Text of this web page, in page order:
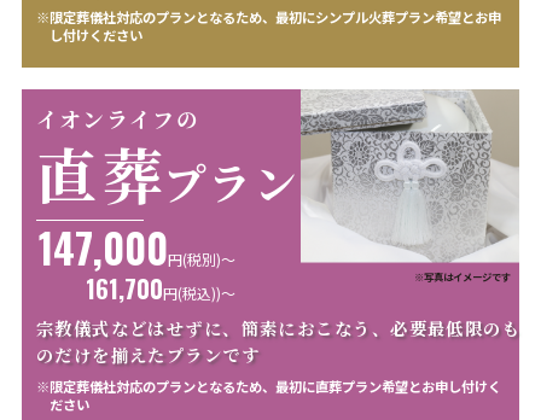
※限定葬儀社対応のプランとなるため、最初にシンプル火葬プラン希望とお申
し付けください
イオンライフの
直葬プラン
147,000円(税別)〜
161,700円(税込))〜
宗教儀式などはせずに、簡素におこなう、必要最低限のも
のだけを揃えたプランです
※限定葬儀社対応のプランとなるため、最初に直葬プラン希望とお申し付けく
ださい
※写真はイメージです